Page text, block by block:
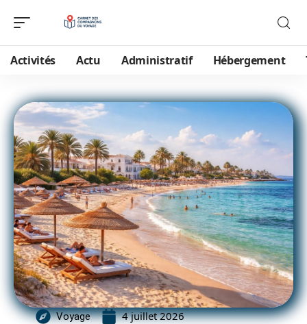
Activités Actu Administratif Hébergement
Voyage 4 juillet 2026